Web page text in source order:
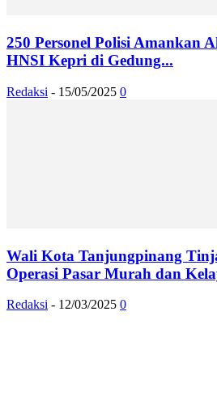
250 Personel Polisi Amankan
HNSI Kepri di Gedung...
Redaksi - 15/05/2025 0
Wali Kota Tanjungpinang
Operasi Pasar Murah dan
Redaksi - 12/03/2025 0